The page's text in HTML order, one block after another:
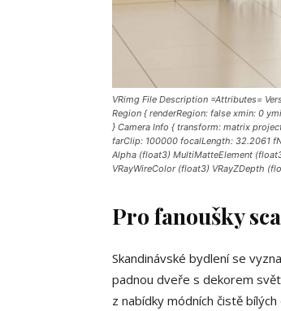
VRimg File Description =Attributes=
Region { renderRegion: false xmin: 0
} Camera Info { transform: matrix
farClip: 100000 focalLength: 32.2061
Alpha (float3) MultiMatteElement
VRayWireColor (float3) VRayZDepth
Pro fanoušky
Skandinávské bydlení se
padnou dveře s dekorem
z nabídky módních čistě